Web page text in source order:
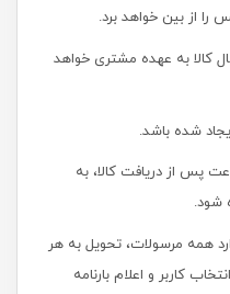
را از بین خواهد برد.
کالا به عهده مشتری خواهد
شده باشد.
دیدگی باید حداکثر طی 24 ساعت پس از دریافت کالا، به
شود.
همه مرسولات، تحویل به هر
کاربر و اعلام بارنامه